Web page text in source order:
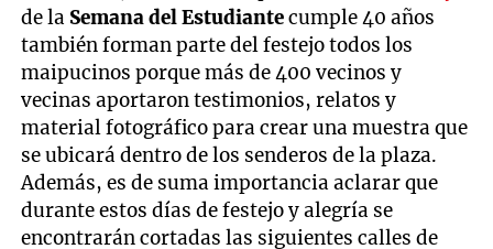
de la Semana del Estudiantecumple 40 años
también forman parte del festejo todos los
maipucinos porque más de 400 vecinos y
vecinas aportaron testimonios, relatos y
material fotográfico para crear una muestra que
se ubicará dentro de los senderos de la plaza.
Además, es de suma importancia aclarar que
durante estos días de festejo y alegría se
encontrarán cortadas las siguientes calles de